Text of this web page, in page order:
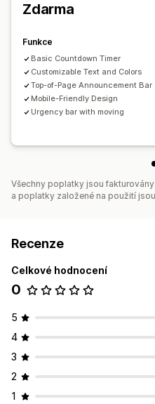
Zdarma
Funkce
Basic Countdown Timer
Customizable Text and Colors
Top-of-Page Announcement Bar
Mobile-Friendly Design
Urgency bar with moving
Všechny poplatky jsou
a poplatky založené na použití
Recenze
Celkové hodnocení
0
5
4
3
2
1